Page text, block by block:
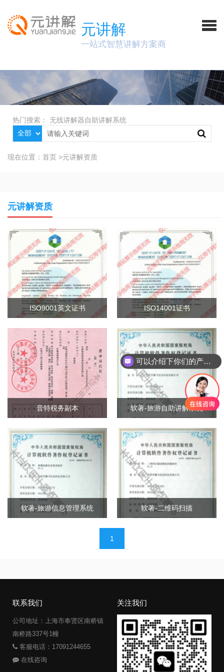
元讲解
一站式智慧讲解方案商
热门搜索： 无线讲解器自助讲解系统
现在位置： 首页 >元讲解资质
元讲解资质
ISO9001英文证书 ISO14001证书
音特税务副本 软著-旅游自助讲解系统
软著-旅游信息管理系统 软著-二维码扫描
1
联系我们
公司地址：上海市奉贤区南桥镇
南桥路337号1幢
客服电话：17091244655
在线咨询
关注我们
可以介绍下你们的产品么